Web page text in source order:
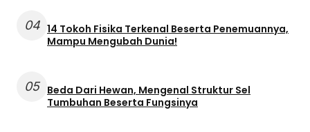
04 14 Tokoh Fisika Terkenal Beserta Penemuannya,
Mampu Mengubah Dunia!
05 Beda Dari Hewan, Mengenal Struktur Sel
Tumbuhan Beserta Fungsinya